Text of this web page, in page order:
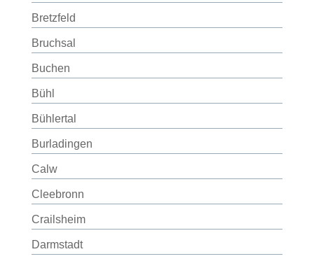
Bretzfeld
Bruchsal
Buchen
Bühl
Bühlertal
Burladingen
Calw
Cleebronn
Crailsheim
Darmstadt